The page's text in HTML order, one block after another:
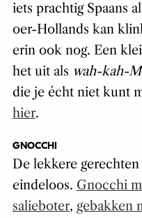
iets prachtig Spaans
oer-Hollands kan
erin ook nog. Een
het uit als wah-kah-
die je écht niet kunt
hier.
GNOCCHI
De lekkere
eindeloos. Gnocchi
salieboter, gebakken